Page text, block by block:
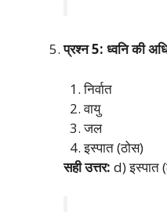
प्रश्न 5: ध्वनि की
निर्वात
वायु
जल
इस्पात (ठोस)
सही उत्तर: d) इस्पात